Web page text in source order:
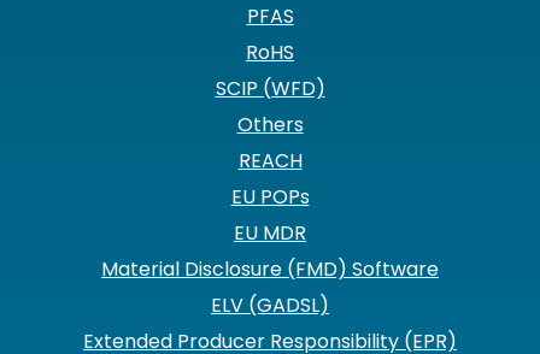
PFAS
RoHS
SCIP (WFD)
Others
REACH
EU POPs
EU MDR
Material Disclosure (FMD) Software
ELV (GADSL)
Extended Producer Responsibility (EPR)